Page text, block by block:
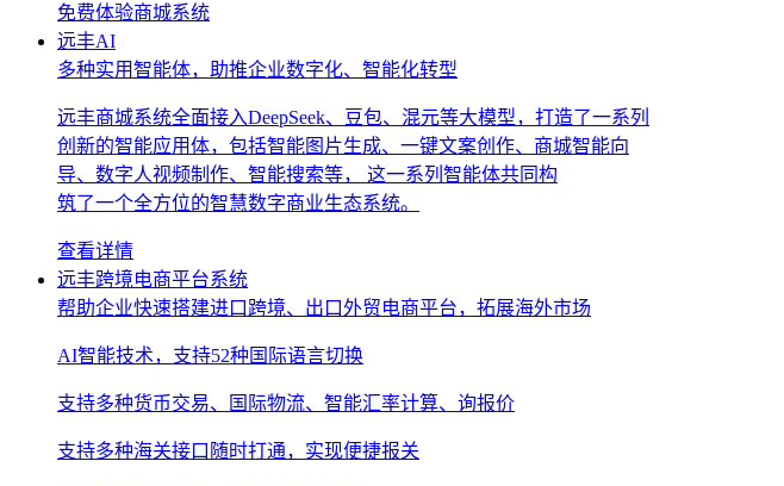
免费体验商城系统
远丰AI
多种实用智能体，助推企业数字化、智能化转型
远丰商城系统全面接入DeepSeek、豆包、混元等大模型，打造了一系列
创新的智能应用体，包括智能图片生成、一键文案创作、商城智能向
导、数字人视频制作、智能搜索等， 这一系列智能体共同构
筑了一个全方位的智慧数字商业生态系统。
查看详情
远丰跨境电商平台系统
帮助企业快速搭建进口跨境、出口外贸电商平台，拓展海外市场
AI智能技术，支持52种国际语言切换
支持多种货币交易、国际物流、智能汇率计算、询报价
支持多种海关接口随时打通，实现便捷报关